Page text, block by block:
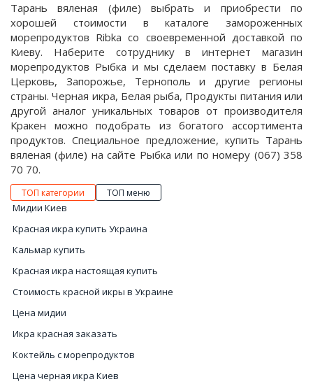
Тарань вяленая (филе) выбрать и приобрести по
хорошей стоимости в каталоге замороженных
морепродуктов Ribka со своевременной доставкой по
Киеву. Наберите сотруднику в интернет магазин
морепродуктов Рыбка и мы сделаем поставку в Белая
Церковь, Запорожье, Тернополь и другие регионы
страны. Черная икра, Белая рыба, Продукты питания или
другой аналог уникальных товаров от производителя
Кракен можно подобрать из богатого ассортимента
продуктов. Специальное предложение, купить Тарань
вяленая (филе) на сайте Рыбка или по номеру (067) 358
70 70.
ТОП категории ТОП меню
Мидии Киев
Красная икра купить Украина
Кальмар купить
Красная икра настоящая купить
Стоимость красной икры в Украине
Цена мидии
Икра красная заказать
Коктейль с морепродуктов
Цена черная икра Киев